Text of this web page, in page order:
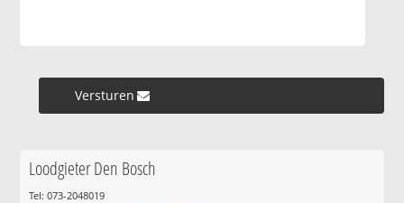
Versturen »
Loodgieter Den Bosch
Tel: 073-2048019